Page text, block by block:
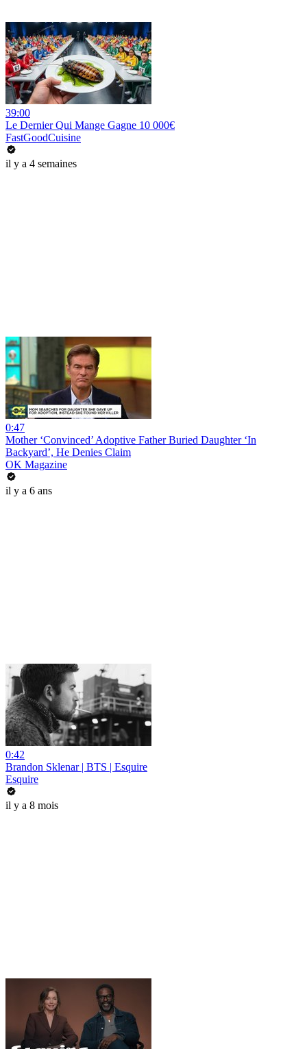
39:00
Le Dernier Qui Mange Gagne 10 000€
FastGoodCuisine
il y a 4 semaines
0:47
Mother ‘Convinced’ Adoptive Father Buried Daughter ‘In
Backyard’, He Denies Claim
OK Magazine
il y a 6 ans
0:42
Brandon Sklenar | BTS | Esquire
Esquire
il y a 8 mois